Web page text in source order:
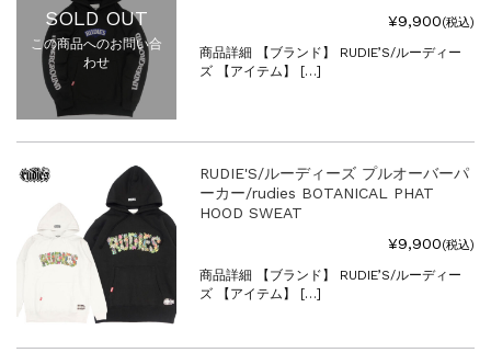
SOLD OUT
この商品へのお問い合
わせ
¥9,900(税込)
商品詳細 【ブランド】 RUDIE’S/ルーディー
ズ 【アイテム】 […]
RUDIE'S/ルーディーズ プルオーバーパ
ーカー/rudies BOTANICAL PHAT
HOOD SWEAT
¥9,900(税込)
商品詳細 【ブランド】 RUDIE’S/ルーディー
ズ 【アイテム】 […]